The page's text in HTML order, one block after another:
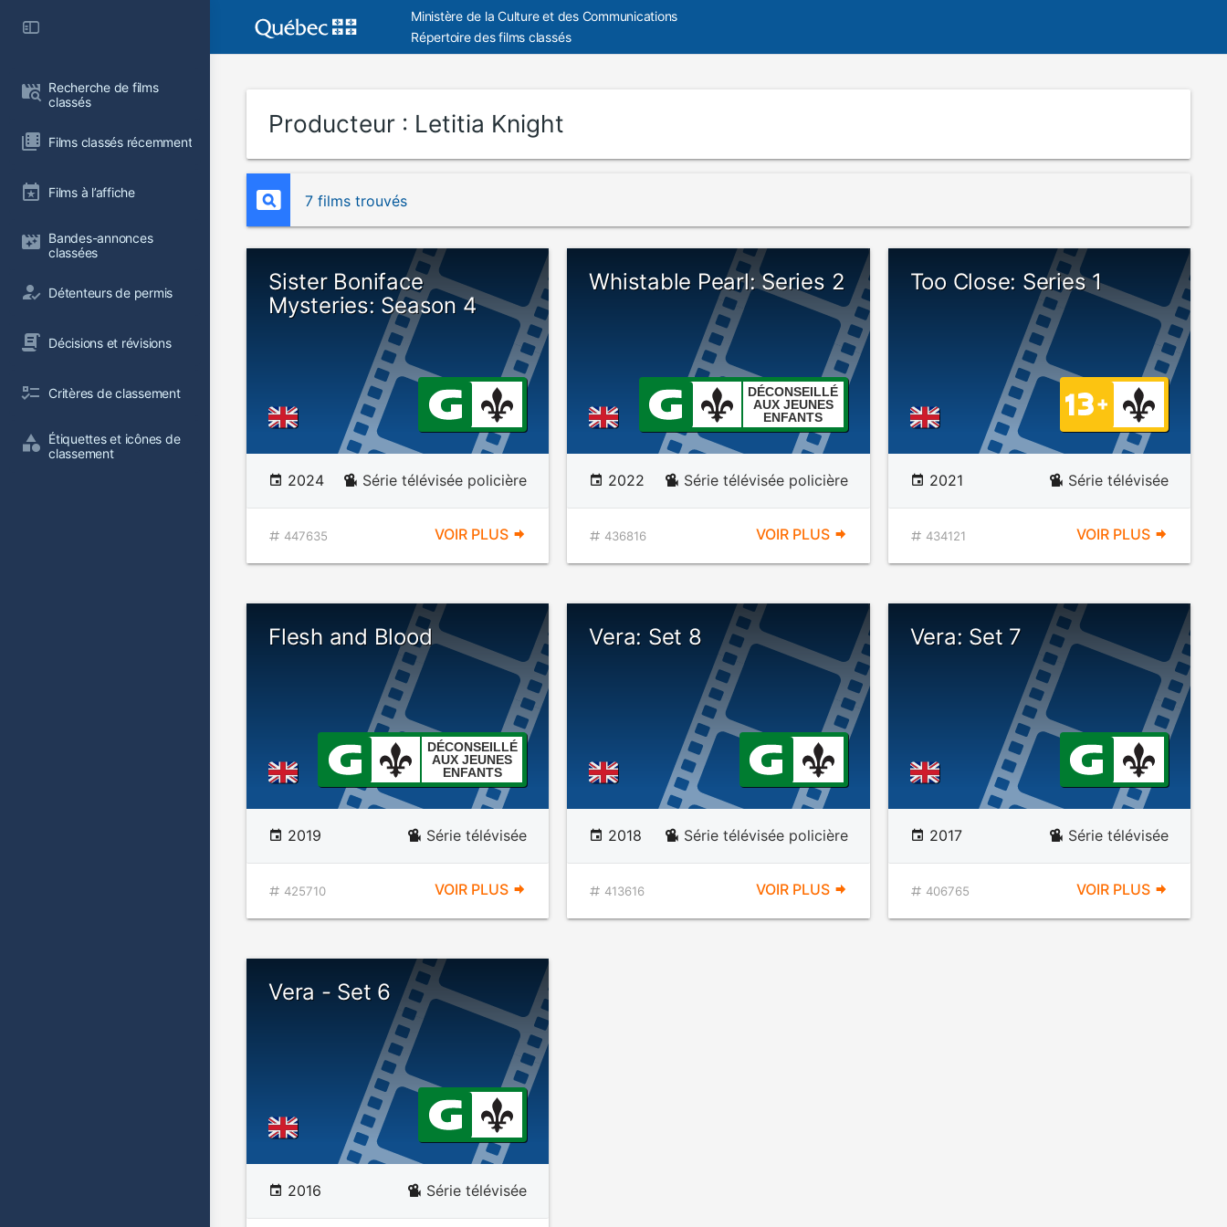
Recherche de films
classés
Films classés récemment
Films à l’affiche
Bandes-annonces
classées
Détenteurs de permis
Décisions et révisions
Critères de classement
Étiquettes et icônes de
classement
Ministère de la Culture et des Communications
Répertoire des films classés
Producteur : Letitia Knight
7 films trouvés
Sister Boniface
Mysteries: Season 4
2024 Série télévisée policière
447635 VOIR PLUS
Whistable Pearl: Series 2
DÉCONSEILLÉ
AUX JEUNES
ENFANTS
2022 Série télévisée policière
436816 VOIR PLUS
Too Close: Series 1
2021 Série télévisée
434121 VOIR PLUS
Flesh and Blood
DÉCONSEILLÉ
AUX JEUNES
ENFANTS
2019 Série télévisée
425710 VOIR PLUS
Vera: Set 8
2018 Série télévisée policière
413616 VOIR PLUS
Vera: Set 7
2017 Série télévisée
406765 VOIR PLUS
Vera - Set 6
2016 Série télévisée